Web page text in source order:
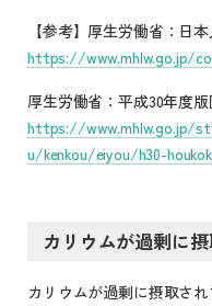
【参考】厚生労働省：日
https://www.mhlw.go.jp/
厚生労働省：平成30年度
https://www.mhlw.go.jp/
u/kenkou/eiyou/h30-
カリウムが過剰に
カリウムが過剰に摂取さ